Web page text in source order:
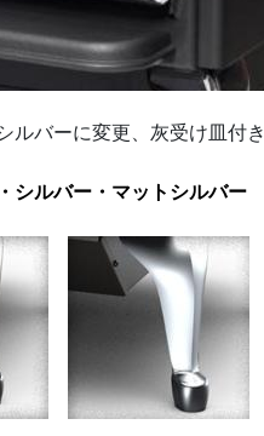
ルバーに変更、灰受け皿付き
シルバー・マットシルバー